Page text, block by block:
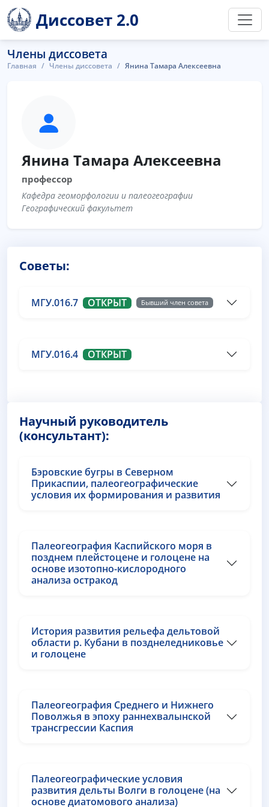
Диссовет 2.0
Члены диссовета
Главная Члены диссовета Янина Тамара Алексеевна
Янина Тамара Алексеевна
профессор
Кафедра геоморфологии и палеогеографии
Географический факультет
Советы:
МГУ.016.7 ОТКРЫТ Бывший член совета
МГУ.016.4 ОТКРЫТ
Научный руководитель
(консультант):
Бэровские бугры в Северном
Прикаспии, палеогеографические
условия их формирования и развития
Палеогеография Каспийского моря в
позднем плейстоцене и голоцене на
основе изотопно-кислородного
анализа остракод
История развития рельефа дельтовой
области р. Кубани в позднеледниковье
и голоцене
Палеогеография Среднего и Нижнего
Поволжья в эпоху раннехвалынской
трансгрессии Каспия
Палеогеографические условия
развития дельты Волги в голоцене (на
основе диатомового анализа)